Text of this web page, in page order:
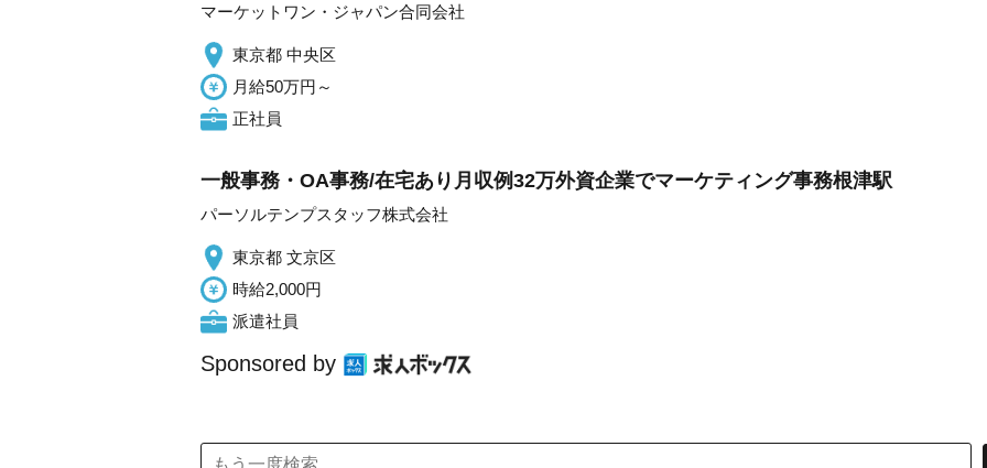
マーケットワン・ジャパン合同会社
東京都 中央区
月給50万円～
正社員
一般事務・OA事務/在宅あり月収例32万外資企業でマーケティング事務根津駅
パーソルテンプスタッフ株式会社
東京都 文京区
時給2,000円
派遣社員
Sponsored by